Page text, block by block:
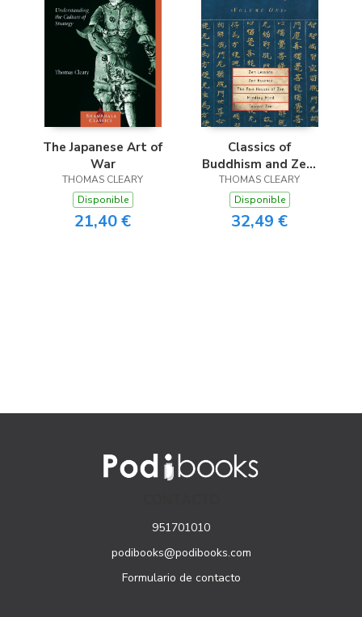
The Japanese Art of
War
THOMAS CLEARY
Disponible
21,40 €
Classics of
Buddhism and Zen,
Volume One
THOMAS CLEARY
Disponible
32,49 €
951701010
podibooks@podibooks.com
Formulario de contacto